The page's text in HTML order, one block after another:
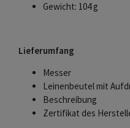
Gewicht: 104 g
Lieferumfang
Messer
Leinenbeutel mit
Beschreibung
Zertifikat des